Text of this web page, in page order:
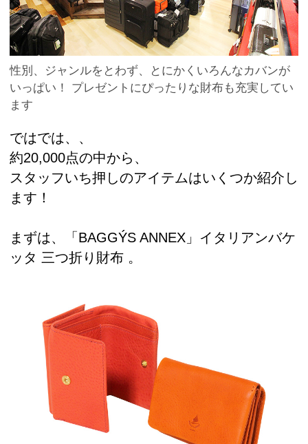
性別、ジャンルをとわず、とにかくいろんなカバンが
いっぱい！ プレゼントにぴったりな財布も充実してい
ます
ではでは、、
約20,000点の中から、
スタッフいち押しのアイテムはいくつか紹介し
ます！
まずは、「BAGGÝS ANNEX」イタリアンバケ
ッタ 三つ折り財布 。